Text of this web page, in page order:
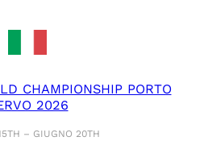
CHAMPIONSHIP PORTO
2026
– GIUGNO 20TH